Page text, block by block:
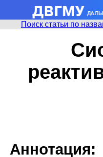
Поиск статьи по
Аннотация: